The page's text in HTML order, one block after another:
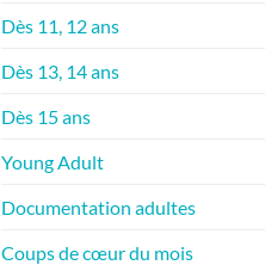
Dès 11, 12 ans
Dès 13, 14 ans
Dès 15 ans
Young Adult
Documentation adultes
Coups de cœur du mois